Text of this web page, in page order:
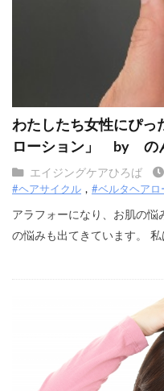
わたしたち女性にぴっ
ローション」 by の
エイジングケアひろば
#ヘアサイクル #ベルタヘアロ
アラフォーになり、お肌の
の悩みも出てきています。